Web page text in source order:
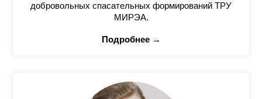
добровольных спасательных формирований ТРУ
МИРЭА.
Подробнее →